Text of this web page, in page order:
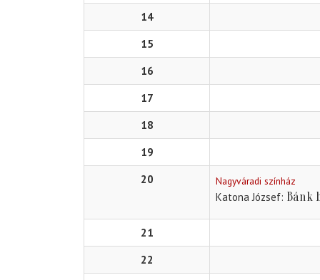
14
15
16
17
18
19
20
Nagyváradi színház
Katona József Bánk
21
22